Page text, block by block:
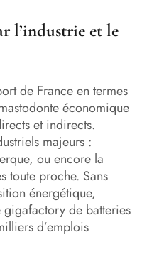
l’industrie et le
de France en termes
économique
et indirects.
majeurs :
ou encore la
toute proche. Sans
énergétique,
gigafactory de batteries
d’emplois